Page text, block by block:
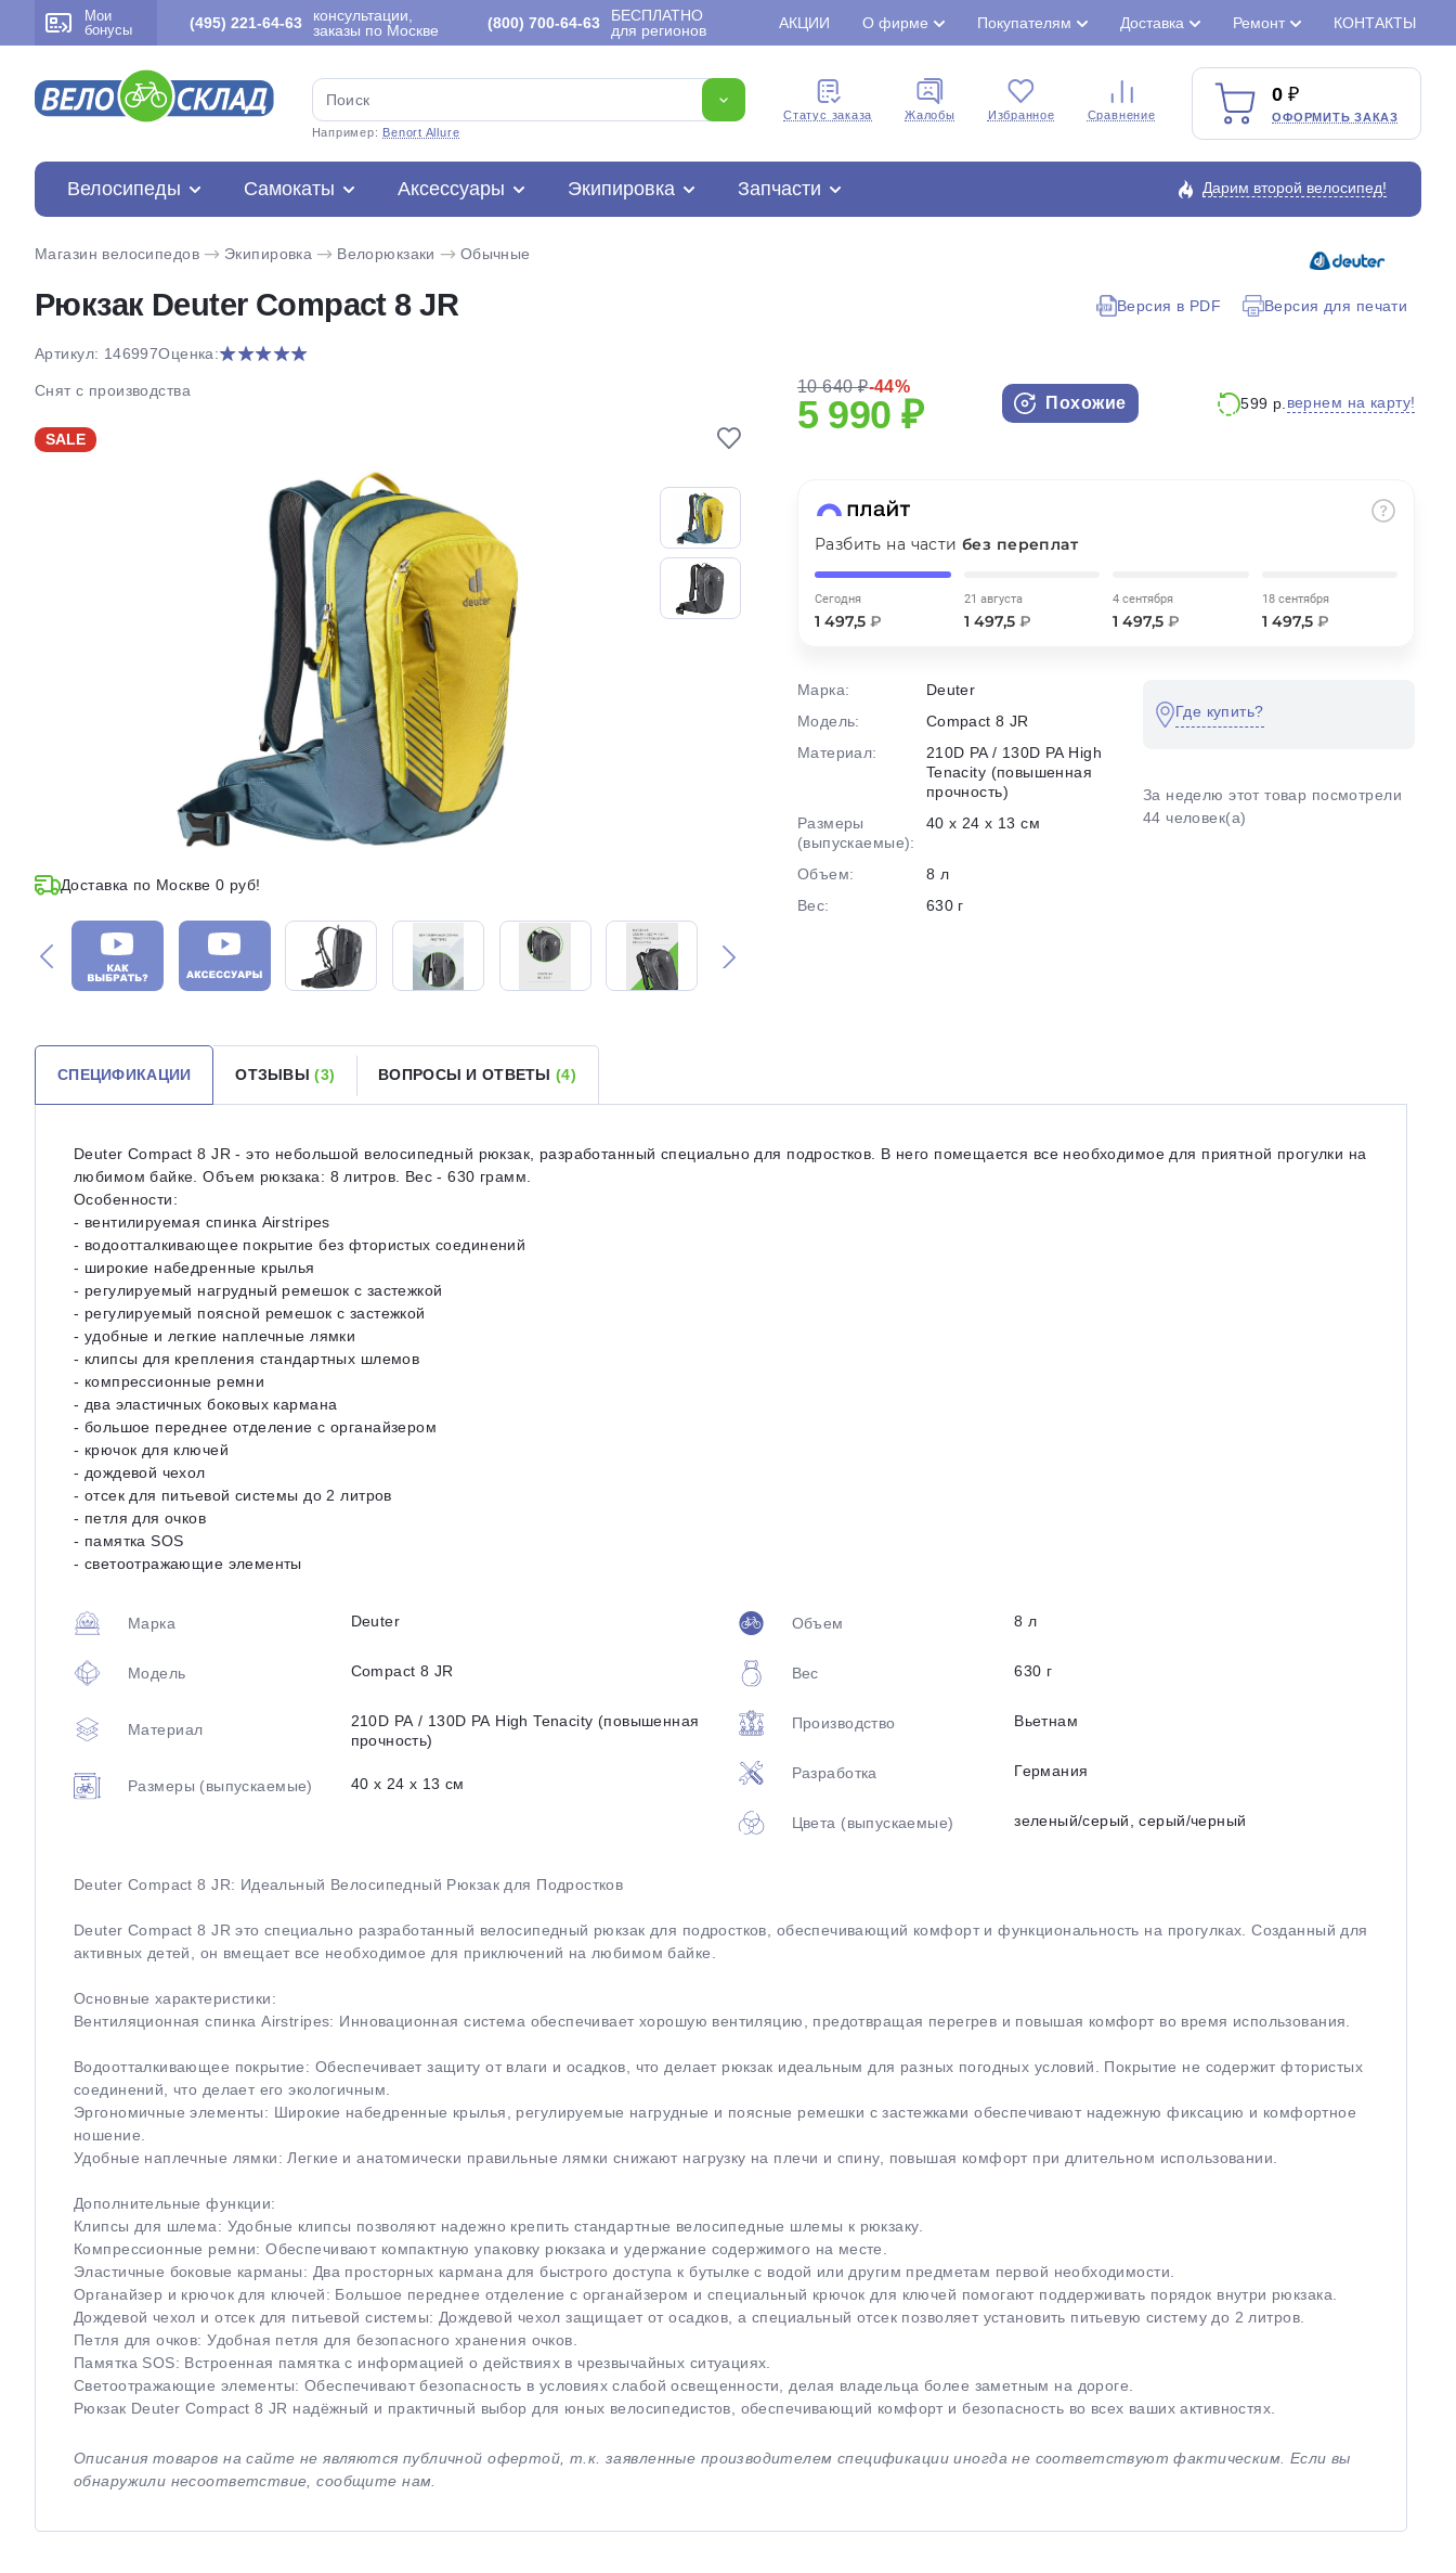
Мои
бонусы
(495) 221-64-63
консультации,
заказы по Москве
(800) 700-64-63
БЕСПЛАТНО
для регионов
АКЦИИ О фирме Покупателям Доставка Ремонт КОНТАКТЫ
Например: Benort Allure
Cтатус заказа Жалобы Избранное Сравнение
0
ОФОРМИТЬ ЗАКАЗ
Велосипеды Самокаты Аксессуары Экипировка Запчасти Дарим второй велосипед!
Магазин велосипедов Экипировка Велорюкзаки Обычные
Рюкзак Deuter Compact 8 JR Версия в PDF Версия для печати
Артикул: 146997Оценка:
Снят с производства
SALE
Доставка по Москве 0 руб!
10 640 ₽-44%
5 990 ₽ Похожие 599 р. вернем на карту!
Разбить на частибез переплат
Сегодня
1 497,5 ₽
21 августа
1 497,5 ₽
4 сентября
1 497,5₽
18 сентября
1 497,5 ₽
Марка:
Deuter
Модель:
Compact 8 JR
Материал:
210D PA / 130D PA High
Tenacity (повышенная
прочность)
Размеры
(выпускаемые):
40 х 24 х 13 см
Объем:
8 л
Вес:
630 г
Где купить?
За неделю этот товар посмотрели
44 человек(а)
СПЕЦИФИКАЦИИ ОТЗЫВЫ(3) ВОПРОСЫ И ОТВЕТЫ (4)
Deuter Compact 8 JR - это небольшой велосипедный рюкзак, разработанный специально для подростков. В него помещается все необходимое для приятной прогулки на
любимом байке. Объем рюкзака: 8 литров. Вес - 630 грамм.
Особенности:
- вентилируемая спинка Airstripes
- водоотталкивающее покрытие без фтористых соединений
- широкие набедренные крылья
- регулируемый нагрудный ремешок с застежкой
- регулируемый поясной ремешок с застежкой
- удобные и легкие наплечные лямки
- клипсы для крепления стандартных шлемов
- компрессионные ремни
- два эластичных боковых кармана
- большое переднее отделение с органайзером
- крючок для ключей
- дождевой чехол
- отсек для питьевой системы до 2 литров
- петля для очков
- памятка SOS
- светоотражающие элементы
Марка Deuter
Модель Compact 8 JR
Материал
210D PA / 130D PA High Tenacity (повышенная
прочность)
Размеры (выпускаемые) 40 х 24 х 13 см
Объем 8 л
Вес 630 г
Производство Вьетнам
Разработка Германия
Цвета (выпускаемые) зеленый/серый, серый/черный
Deuter Compact 8 JR: Идеальный Велосипедный Рюкзак для Подростков
Deuter Compact 8 JR это специально разработанный велосипедный рюкзак для подростков, обеспечивающий комфорт и функциональность на прогулках. Созданный для
активных детей, он вмещает все необходимое для приключений на любимом байке.
Основные характеристики:
Вентиляционная спинка Airstripes: Инновационная система обеспечивает хорошую вентиляцию, предотвращая перегрев и повышая комфорт во время использования.
Водоотталкивающее покрытие: Обеспечивает защиту от влаги и осадков, что делает рюкзак идеальным для разных погодных условий. Покрытие не содержит фтористых
соединений, что делает его экологичным.
Эргономичные элементы: Широкие набедренные крылья, регулируемые нагрудные и поясные ремешки с застежками обеспечивают надежную фиксацию и комфортное
ношение.
Удобные наплечные лямки: Легкие и анатомически правильные лямки снижают нагрузку на плечи и спину, повышая комфорт при длительном использовании.
Дополнительные функции:
Клипсы для шлема: Удобные клипсы позволяют надежно крепить стандартные велосипедные шлемы к рюкзаку.
Компрессионные ремни: Обеспечивают компактную упаковку рюкзака и удержание содержимого на месте.
Эластичные боковые карманы: Два просторных кармана для быстрого доступа к бутылке с водой или другим предметам первой необходимости.
Органайзер и крючок для ключей: Большое переднее отделение с органайзером и специальный крючок для ключей помогают поддерживать порядок внутри рюкзака.
Дождевой чехол и отсек для питьевой системы: Дождевой чехол защищает от осадков, а специальный отсек позволяет установить питьевую систему до 2 литров.
Петля для очков: Удобная петля для безопасного хранения очков.
Памятка SOS: Встроенная памятка с информацией о действиях в чрезвычайных ситуациях.
Светоотражающие элементы: Обеспечивают безопасность в условиях слабой освещенности, делая владельца более заметным на дороге.
Рюкзак Deuter Compact 8 JR надёжный и практичный выбор для юных велосипедистов, обеспечивающий комфорт и безопасность во всех ваших активностях.
Описания товаров на сайте не являются публичной офертой, т.к. заявленные производителем спецификации иногда не соответствуют фактическим. Если вы
обнаружили несоответствие, сообщите нам.
Закрыть
оплату
без переплат
График платежей
Сегодня
25
Получайте товар выбранный способом
с вашей карты